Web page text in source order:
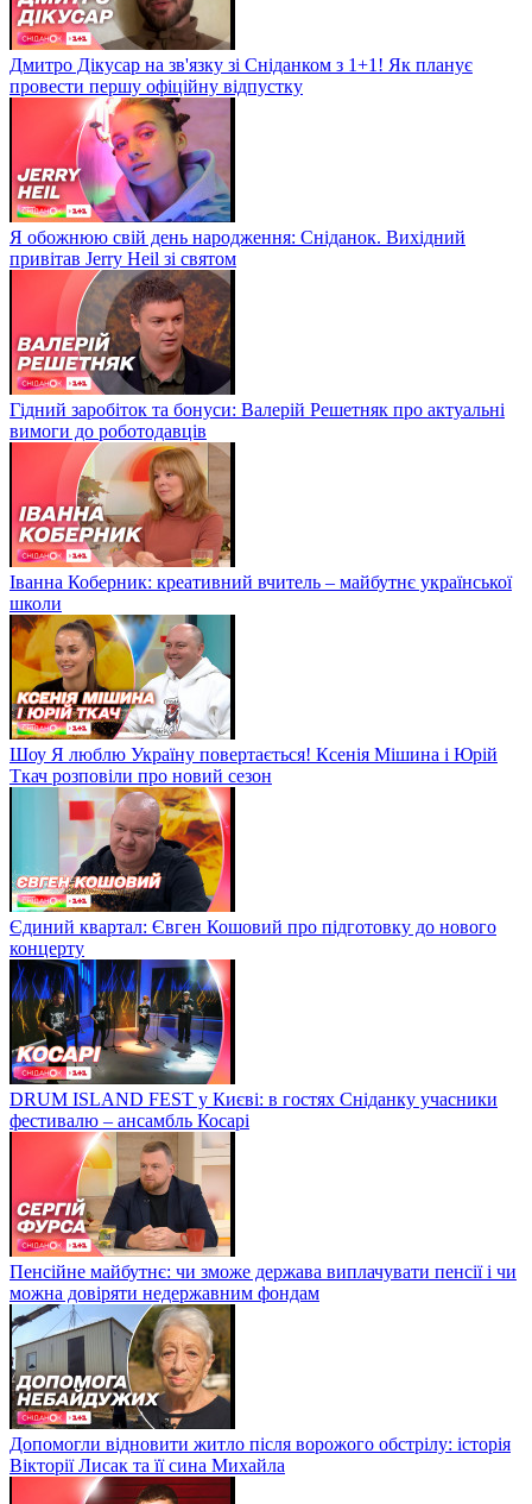
Дмитро Дікусар на зв'язку зі Сніданком з 1+1! Як планує
провести першу офіційну відпустку
Я обожнюю свій день народження: Сніданок. Вихідний
привітав Jerry Heil зі святом
Гідний заробіток та бонуси: Валерій Решетняк про актуальні
вимоги до роботодавців
Іванна Коберник: креативний вчитель – майбутнє української
школи
Шоу Я люблю Україну повертається! Ксенія Мішина і Юрій
Ткач розповіли про новий сезон
Єдиний квартал: Євген Кошовий про підготовку до нового
концерту
DRUM ISLAND FEST у Києві: в гостях Сніданку учасники
фестивалю – ансамбль Косарі
Пенсійне майбутнє: чи зможе держава виплачувати пенсії і чи
можна довіряти недержавним фондам
Допомогли відновити житло після ворожого обстрілу: історія
Вікторії Лисак та її сина Михайла